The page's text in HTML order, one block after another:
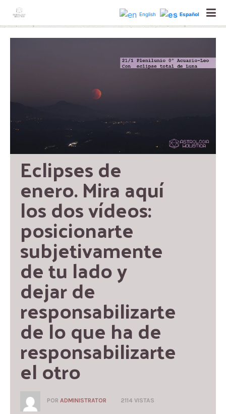
astrologiaholisticabcn
Eclipses de
enero. Mira aquí
los dos vídeos:
posicionarte
subjetivamente
de tu lado y
dejar de
responsabilizarte
de lo que ha de
responsabilizarte
el otro
POR ADMINISTRATOR 2114 VISTAS
English Español